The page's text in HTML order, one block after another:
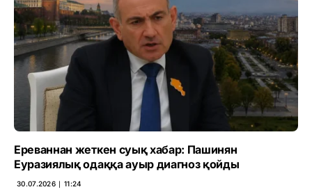
Ереваннан жеткен суық хабар: Пашинян
Еуразиялық одаққа ауыр диагноз қойды
30.07.2026 ∣ 11:24